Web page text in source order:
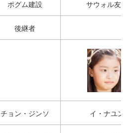
ポグム建設 サウォル友人
後継者
チョン・ジンソ イ・ナユン